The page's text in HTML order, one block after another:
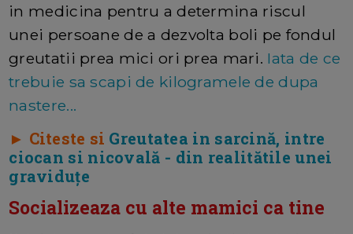
in medicina pentru a determina riscul
unei persoane de a dezvolta boli pe fondul
greutatii prea mici ori prea mari. Iata de ce
trebuie sa scapi de kilogramele de dupa
nastere...
► Citeste si Greutatea in sarcină, intre
ciocan si nicovală - din realitătile unei
graviduțe
Socializeaza cu alte mamici ca tine